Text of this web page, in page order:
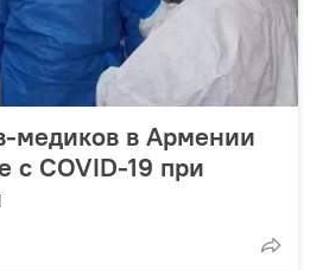
медиков в Армении
с COVID-19 при